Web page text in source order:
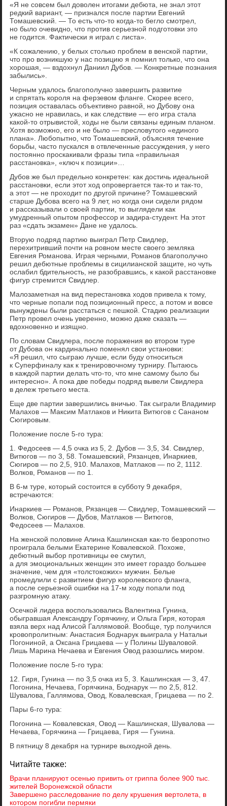
«Я не совсем был доволен итогами дебюта, не знал этот
редкий вариант, — признался после партии Евгений
Томашевский. — То есть что-то когда-то бегло смотрел,
но было очевидно, что против серьезной подготовки это
не годится. Фактически я играл с листа».
«К сожалению, у белых столько проблем в венской партии,
что про возникшую у нас позицию я помнил только, что она
хорошая, — вздохнул Даниил Дубов. — Конкретные познания
забылись».
Черным удалось благополучно завершить развитие
и спрятать короля на ферзевом фланге. Скорее всего,
позиция оставалась объективно равной, но Дубову она
ужасно не нравилась, и как следствие — его игра стала
какой-то отрывистой, ходы не были связаны единым планом.
Хотя возможно, его и не было — пресловутого «единого
плана». Любопытно, что Томашевский, объясняя течение
борьбы, часто пускался в отвлеченные рассуждения, у него
постоянно проскакивали фразы типа «правильная
расстановка», «ключ к позиции»…
Дубов же был предельно конкретен: как достичь идеальной
расстановки, если этот ход опровергается так-то и так-то,
а этот — не проходит по другой причине? Томашевский
старше Дубова всего на 9 лет, но когда они сидели рядом
и рассказывали о своей партии, то выглядели как
умудренный опытом профессор и задира-студент. На этот
раз «сдать экзамен» Дане не удалось.
Вторую подряд партию выиграл Петр Свидлер,
перехитривший почти на ровном месте своего земляка
Евгения Романова. Играя черными, Романов благополучно
решил дебютные проблемы в сицилианской защите, но чуть
ослабил бдительность, не разобравшись, к какой расстановке
фигур стремится Свидлер.
Малозаметная на вид перестановка ходов привела к тому,
что черные попали под позиционный пресс, а потом и вовсе
вынуждены были расстаться с пешкой. Стадию реализации
Петр провел очень уверенно, можно даже сказать —
вдохновенно и изящно.
По словам Свидлера, после поражения во втором туре
от Дубова он кардинально поменял свои установки:
«Я решил, что сыграю лучше, если буду относиться
к Суперфиналу как к тренировочному турниру. Пытаюсь
в каждой партии делать что-то, что мне самому было бы
интересно». А пока две победы подряд вывели Свидлера
в дележ третьего места.
Еще две партии завершились вничью. Так сыграли Владимир
Малахов — Максим Матлаков и Никита Витюгов с Сананом
Сюгировым.
Положение после 5-го тура:
1. Федосеев — 4,5 очка из 5, 2. Дубов — 3,5, 34. Свидлер,
Витюгов — по 3, 58. Томашевский, Рязанцев, Инаркиев,
Сюгиров — по 2,5, 910. Малахов, Матлаков — по 2, 1112.
Волков, Романов — по 1.
В 6-м туре, который состоится в субботу 9 декабря,
встречаются:
Инаркиев — Романов, Рязанцев — Свидлер, Томашевский —
Волков, Сюгиров — Дубов, Матлаков — Витюгов,
Федосеев — Малахов.
На женской половине Алина Кашлинская как-то безропотно
проиграла белыми Екатерине Ковалевской. Похоже,
дебютный выбор противницы ее смутил,
а для эмоциональных женщин это имеет гораздо большее
значение, чем для «толстокожих» мужчин. Белые
промедлили с развитием фигур королевского фланга,
а после серьезной ошибки на 17-м ходу попали под
разгромную атаку.
Осечкой лидера воспользовались Валентина Гунина,
обыгравшая Александру Горячкину, и Ольга Гиря, которая
взяла верх над Алисой Галлямовой. Вообще, тур получился
кровопролитным: Анастасия Боднарук выиграла у Натальи
Погониной, а Оксана Грицаева — у Полины Шуваловой.
Лишь Марина Нечаева и Евгения Овод разошлись миром.
Положение после 5-го тура:
12. Гиря, Гунина — по 3,5 очка из 5, 3. Кашлинская — 3, 47.
Погонина, Нечаева, Горячкина, Боднарук — по 2,5, 812.
Шувалова, Галлямова, Овод, Ковалевская, Грицаева — по 2.
Пары 6-го тура:
Погонина — Ковалевская, Овод — Кашлинская, Шувалова —
Нечаева, Горячкина — Грицаева, Гиря — Гунина.
В пятницу 8 декабря на турнире выходной день.
Читайте также:
Врачи планируют осенью привить от гриппа более 900 тыс.
жителей Воронежской области
Завершено расследование по делу крушения вертолета, в
котором погибли пермяки